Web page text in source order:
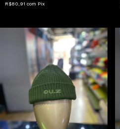
R$80,91 com Pix